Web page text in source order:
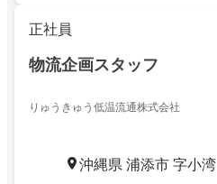
正社員
物流企画スタッフ
りゅうきゅう低温流通株式会社
沖縄県 浦添市 字小湾